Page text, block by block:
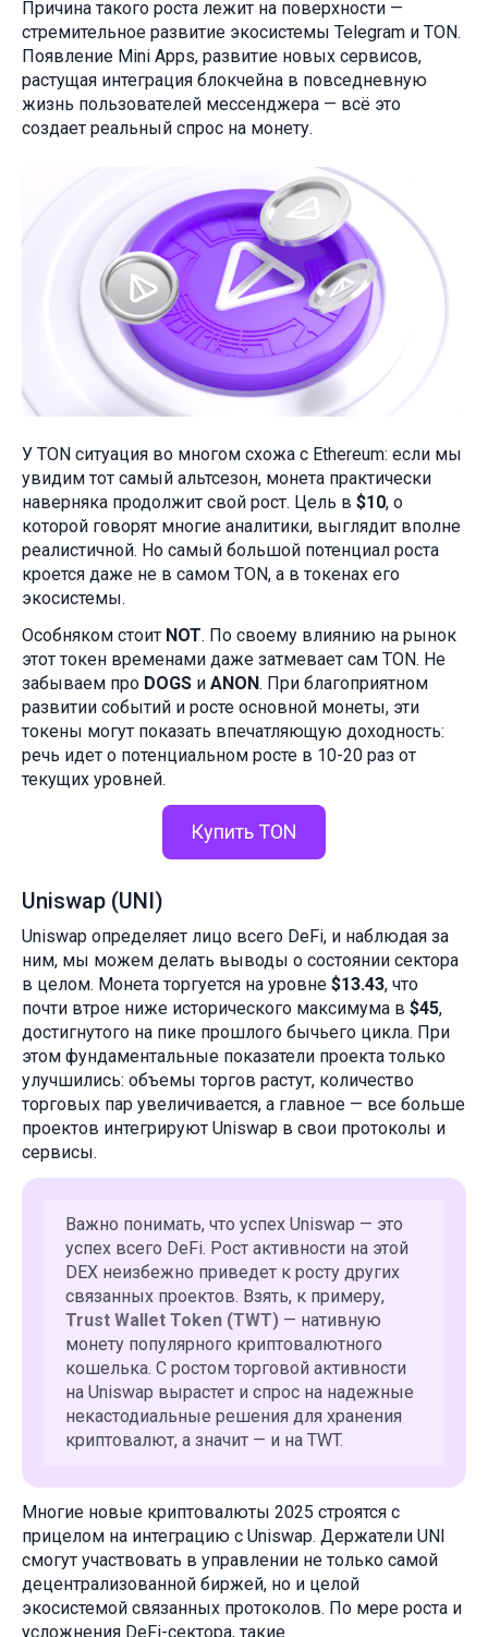
Причина такого роста лежит на поверхности —
стремительное развитие экосистемы Telegram и TON.
Появление Mini Apps, развитие новых сервисов,
растущая интеграция блокчейна в повседневную
жизнь пользователей мессенджера — всё это
создает реальный спрос на монету.
У TON ситуация во многом схожа с Ethereum: если мы
увидим тот самый альтсезон, монета практически
наверняка продолжит свой рост. Цель в $10, о
которой говорят многие аналитики, выглядит вполне
реалистичной. Но самый большой потенциал роста
кроется даже не в самом TON, а в токенах его
экосистемы.
Особняком стоит NOT. По своему влиянию на рынок
этот токен временами даже затмевает сам TON. Не
забываем про DOGS и ANON. При благоприятном
развитии событий и росте основной монеты, эти
токены могут показать впечатляющую доходность:
речь идет о потенциальном росте в 10-20 раз от
текущих уровней.
Купить TON
Uniswap (UNI)
Uniswap определяет лицо всего DeFi, и наблюдая за
ним, мы можем делать выводы о состоянии сектора
в целом. Монета торгуется на уровне $13.43, что
почти втрое ниже исторического максимума в $45,
достигнутого на пике прошлого бычьего цикла. При
этом фундаментальные показатели проекта только
улучшились: объемы торгов растут, количество
торговых пар увеличивается, а главное — все больше
проектов интегрируют Uniswap в свои протоколы и
сервисы.
Важно понимать, что успех Uniswap — это
успех всего DeFi. Рост активности на этой
DEX неизбежно приведет к росту других
связанных проектов. Взять, к примеру,
Trust Wallet Token (TWT) — нативную
монету популярного криптовалютного
кошелька. С ростом торговой активности
на Uniswap вырастет и спрос на надежные
некастодиальные решения для хранения
криптовалют, а значит — и на TWT.
Многие новые криптовалюты 2025 строятся с
прицелом на интеграцию с Uniswap. Держатели UNI
смогут участвовать в управлении не только самой
децентрализованной биржей, но и целой
экосистемой связанных протоколов. По мере роста и
усложнения DeFi-сектора, такие